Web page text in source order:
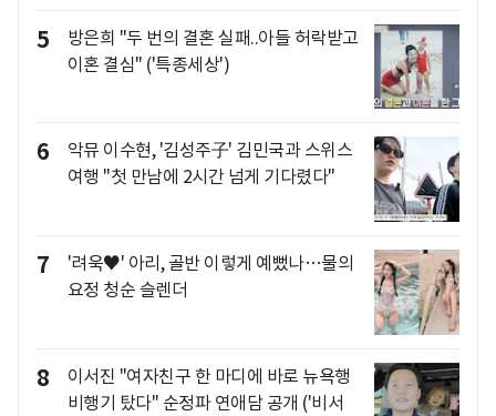
5
방은희 "두 번의 결혼 실패..아들 허락받고
이혼 결심" ('특종세상')
6
악뮤 이수현, '김성주子' 김민국과 스위스
여행 "첫 만남에 2시간 넘게 기다렸다"
7
'려욱♥' 아리, 골반 이렇게 예뻤나…물의
요정 청순 슬렌더
8
이서진 "여자친구 한 마디에 바로 뉴욕행
비행기 탔다" 순정파 연애담 공개 ('비서